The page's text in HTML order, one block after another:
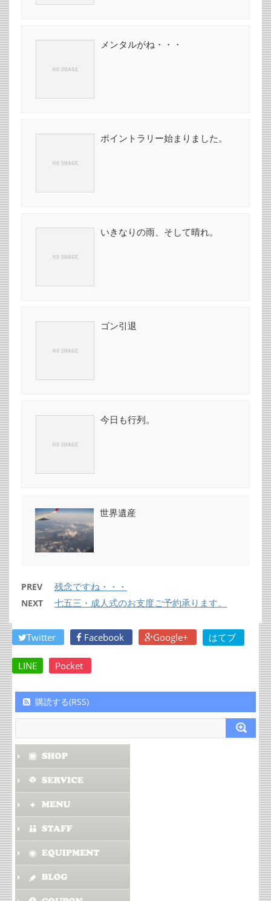
メンタルがね・・・
ポイントラリー始まりました。
いきなりの雨、そして晴れ。
ゴン引退
今日も行列。
世界遺産
PREV 残念ですね・・・
NEXT 七五三・成人式のお支度ご予約承ります。
Twitter Facebook Google+ はてブ
LINE Pocket
購読する(RSS)